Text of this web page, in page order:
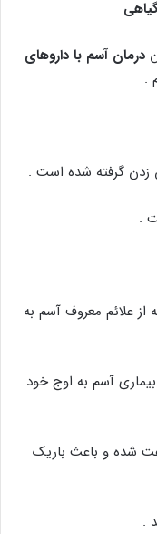
درمان آسم با داروهای
.
زدن گرفته شده است .
.
علائم معروف آسم به
آسم به اوج خود
شده و باعث باریک
.